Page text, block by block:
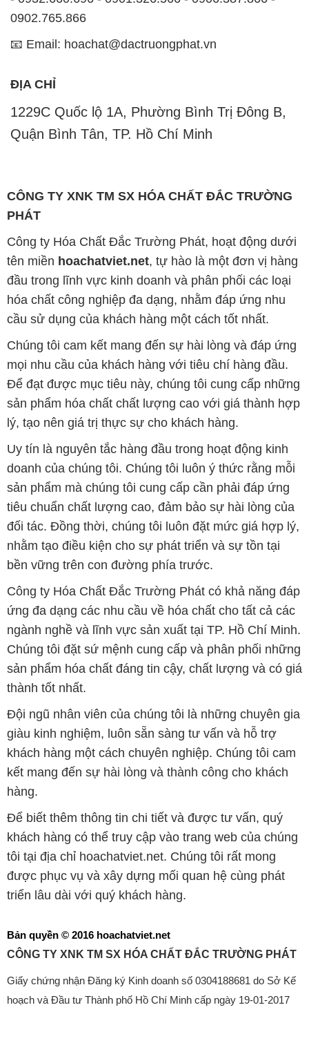
0902.765.866
📧 Email: hoachat@dactruongphat.vn
ĐỊA CHỈ
1229C Quốc lộ 1A, Phường Bình Trị Đông B,
Quận Bình Tân, TP. Hồ Chí Minh
CÔNG TY XNK TM SX HÓA CHẤT ĐẮC TRƯỜNG
PHÁT
Công ty Hóa Chất Đắc Trường Phát, hoạt động dưới
tên miền hoachatviet.net, tự hào là một đơn vị hàng
đầu trong lĩnh vực kinh doanh và phân phối các loại
hóa chất công nghiệp đa dạng, nhằm đáp ứng nhu
cầu sử dụng của khách hàng một cách tốt nhất.
Chúng tôi cam kết mang đến sự hài lòng và đáp ứng
mọi nhu cầu của khách hàng với tiêu chí hàng đầu.
Để đạt được mục tiêu này, chúng tôi cung cấp những
sản phẩm hóa chất chất lượng cao với giá thành hợp
lý, tạo nên giá trị thực sự cho khách hàng.
Uy tín là nguyên tắc hàng đầu trong hoạt động kinh
doanh của chúng tôi. Chúng tôi luôn ý thức rằng mỗi
sản phẩm mà chúng tôi cung cấp cần phải đáp ứng
tiêu chuẩn chất lượng cao, đảm bảo sự hài lòng của
đối tác. Đồng thời, chúng tôi luôn đặt mức giá hợp lý,
nhằm tạo điều kiện cho sự phát triển và sự tồn tại
bền vững trên con đường phía trước.
Công ty Hóa Chất Đắc Trường Phát có khả năng đáp
ứng đa dạng các nhu cầu về hóa chất cho tất cả các
ngành nghề và lĩnh vực sản xuất tại TP. Hồ Chí Minh.
Chúng tôi đặt sứ mệnh cung cấp và phân phối những
sản phẩm hóa chất đáng tin cậy, chất lượng và có giá
thành tốt nhất.
Đội ngũ nhân viên của chúng tôi là những chuyên gia
giàu kinh nghiệm, luôn sẵn sàng tư vấn và hỗ trợ
khách hàng một cách chuyên nghiệp. Chúng tôi cam
kết mang đến sự hài lòng và thành công cho khách
hàng.
Để biết thêm thông tin chi tiết và được tư vấn, quý
khách hàng có thể truy cập vào trang web của chúng
tôi tại địa chỉ hoachatviet.net. Chúng tôi rất mong
được phục vụ và xây dựng mối quan hệ cùng phát
triển lâu dài với quý khách hàng.
Bản quyền © 2016 hoachatviet.net
CÔNG TY XNK TM SX HÓA CHẤT ĐẮC TRƯỜNG PHÁT
Giấy chứng nhận Đăng ký Kinh doanh số 0304188681 do Sở Kế
hoạch và Đầu tư Thành phố Hồ Chí Minh cấp ngày 19-01-2017